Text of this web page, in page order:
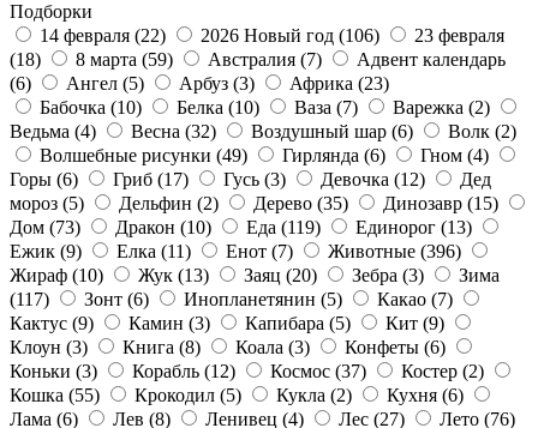
Подборки
14 февраля (22) 2026 Новый год (106)
23 февраля
(18)
8 марта (59) Австралия (7)
Адвент календарь
(6)
Ангел (5) Арбуз (3) Африка (23)
Бабочка (10) Белка (10) Ваза (7) Варежка (2)
Ведьма (4) Весна (32) Воздушный шар (6) Волк (2)
Волшебные рисунки (49) Гирлянда (6) Гном (4)
Горы (6) Гриб (17) Гусь (3) Девочка (12)
Дед
мороз (5) Дельфин (2) Дерево (35) Динозавр (15)
Дом (73) Дракон (10) Еда (119) Единорог (13)
Ежик (9) Елка (11) Енот (7) Животные (396)
Жираф (10) Жук (13) Заяц (20) Зебра (3)
Зима
(117)
Зонт (6) Инопланетянин (5) Какао (7)
Кактус (9) Камин (3) Капибара (5) Кит (9)
Клоун (3) Книга (8) Коала (3) Конфеты (6)
Коньки (3) Корабль (12) Космос (37) Костер (2)
Кошка (55) Крокодил (5) Кукла (2) Кухня (6)
Лама (6) Лев (8) Ленивец (4) Лес (27) Лето (76)